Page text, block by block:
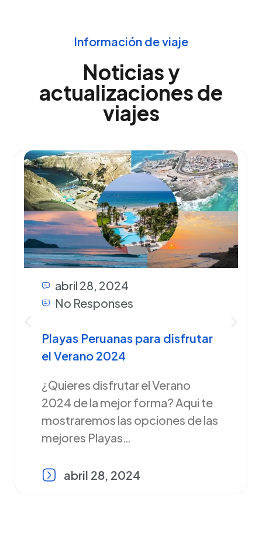
Información de viaje
Noticias y
actualizaciones de
viajes
abril 28, 2024
No Responses
Playas Peruanas para disfrutar
el Verano 2024
¿Quieres disfrutar el Verano
2024 de la mejor forma? Aqui te
mostraremos las opciones de las
mejores Playas…
abril 28, 2024